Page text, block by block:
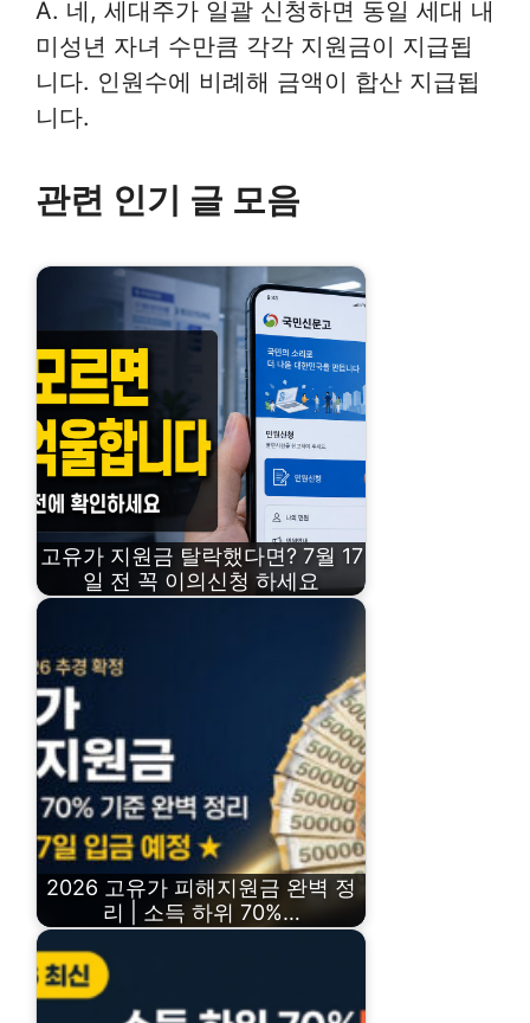
A. 네, 세대주가 일괄 신청하면 동일 세대 내
미성년 자녀 수만큼 각각 지원금이 지급됩
니다. 인원수에 비례해 금액이 합산 지급됩
니다.
관련 인기 글 모음
고유가 지원금 탈락했다면? 7월 17
일 전 꼭 이의신청 하세요
2026 고유가 피해지원금 완벽 정
리 | 소득 하위 70%…